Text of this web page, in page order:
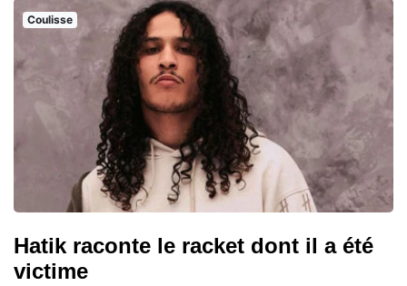
Coulisse
Hatik raconte le racket dont il a été
victime